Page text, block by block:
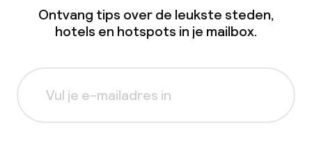
Ontvang tips over de leukste steden,
hotels en hotspots in je mailbox.